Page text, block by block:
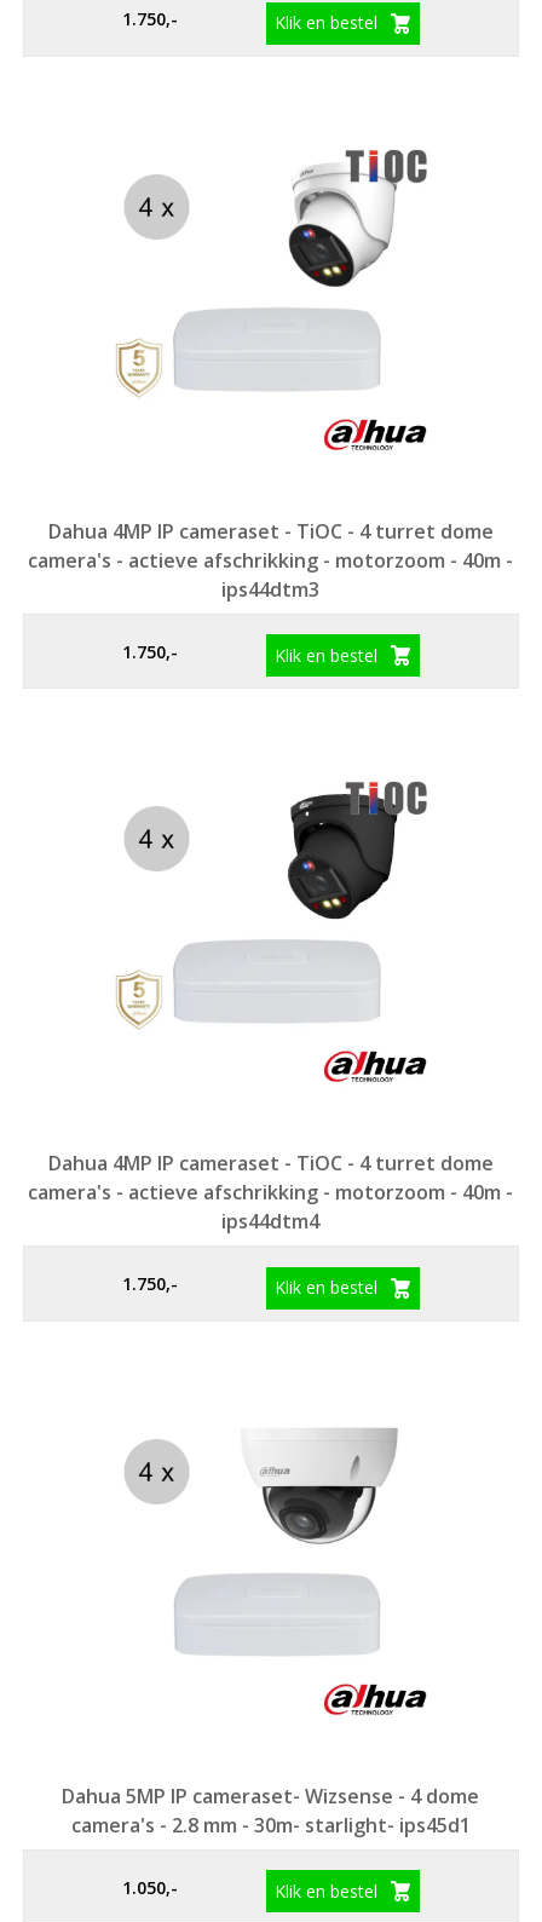
1.750,- Klik en bestel
Dahua 4MP IP cameraset - TiOC - 4 turret dome
camera's - actieve afschrikking - motorzoom - 40m -
ips44dtm3
1.750,- Klik en bestel
Dahua 4MP IP cameraset - TiOC - 4 turret dome
camera's - actieve afschrikking - motorzoom - 40m -
ips44dtm4
1.750,- Klik en bestel
Dahua 5MP IP cameraset- Wizsense - 4 dome
camera's - 2.8 mm - 30m- starlight- ips45d1
1.050,- Klik en bestel